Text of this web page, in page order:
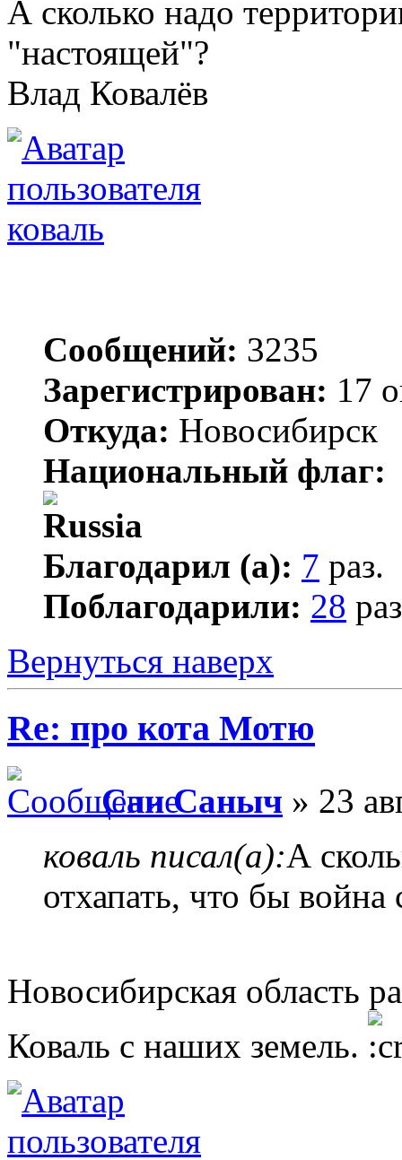
А сколько надо
"настоящей"?
Влад Ковалёв
коваль
Сообщений: 3235
Зарегистрирован: 17
Откуда: Новосибирск
Национальный флаг:
Благодарил (а): 7 раз.
Поблагодарили: 28
Вернуться наверх
Re: про кота Мотю
Сан Саныч » 23
коваль писал(а):А
отхапать, что бы война
Новосибирская область
Коваль с наших земель.